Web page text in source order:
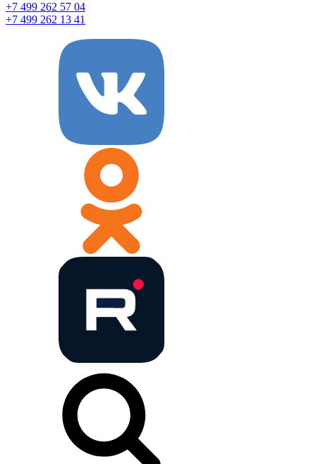
+7 499 262 57 04
+7 499 262 13 41